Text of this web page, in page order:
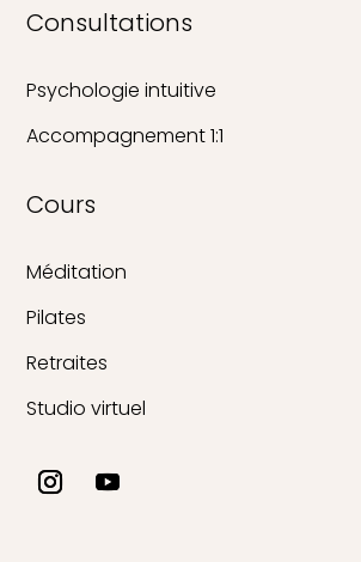
Consultations
Psychologie intuitive
Accompagnement 1:1
Cours
Méditation
Pilates
Retraites
Studio virtuel